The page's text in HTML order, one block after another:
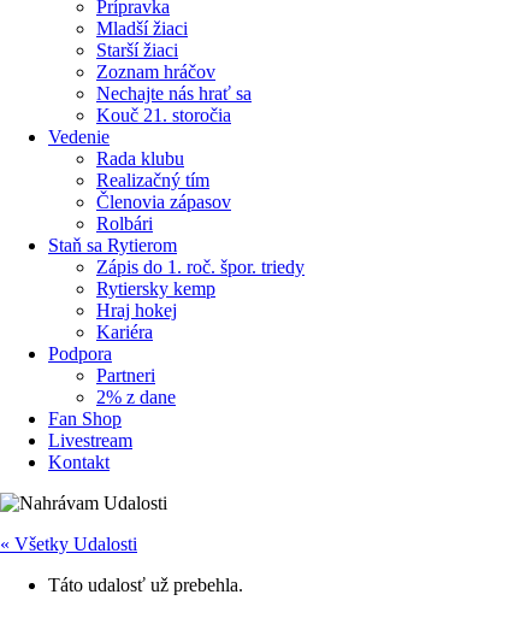
Prípravka
Mladší žiaci
Starší žiaci
Zoznam hráčov
Nechajte nás hrať sa
Kouč 21. storočia
Vedenie
Rada klubu
Realizačný tím
Členovia zápasov
Rolbári
Staň sa Rytierom
Zápis do 1. roč. špor. triedy
Rytiersky kemp
Hraj hokej
Kariéra
Podpora
Partneri
2% z dane
Fan Shop
Livestream
Kontakt
« Všetky Udalosti
Táto udalosť už prebehla.